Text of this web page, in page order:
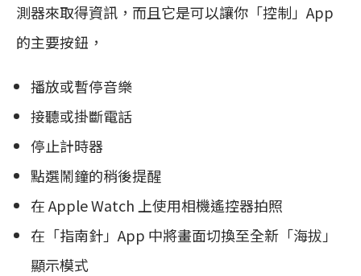
測器來取得資訊，而且它是可以讓你「控制」App
的主要按鈕，
播放或暫停音樂
接聽或掛斷電話
停止計時器
點選鬧鐘的稍後提醒
在 Apple Watch 上使用相機遙控器拍照
在「指南針」App 中將畫面切換至全新「海拔」
顯示模式